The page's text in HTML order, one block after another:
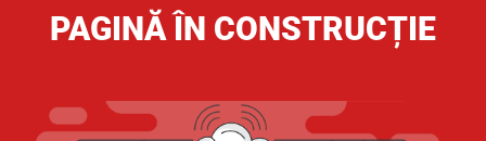
PAGINĂ ÎN CONSTRUCȚIE